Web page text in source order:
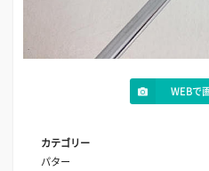
WEBで
カテゴリー
パター